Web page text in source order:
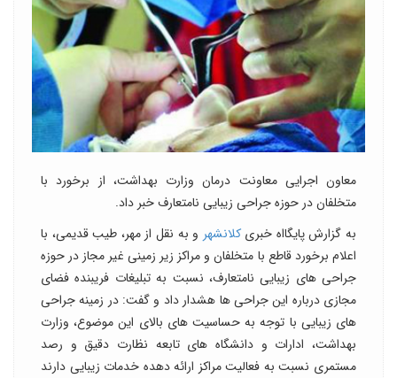
معاون اجرایی معاونت درمان وزارت بهداشت، از برخورد با
متخلفان در حوزه جراحی زیبایی نامتعارف خبر داد.
به گزارش پایگااه خبریکلانشهر و به نقل از مهر، طیب قدیمی، با
اعلام برخورد قاطع با متخلفان و مراکز زیر زمینی غیر مجاز در حوزه
جراحی های زیبایی نامتعارف، نسبت به تبلیغات فریبنده فضای
مجازی درباره این جراحی ها هشدار داد و گفت: در زمینه جراحی
های زیبایی با توجه به حساسیت های بالای این موضوع، وزارت
بهداشت، ادارات و دانشگاه های تابعه نظارت دقیق و رصد
مستمری نسبت به فعالیت مراکز ارائه دهده خدمات زیبایی دارند